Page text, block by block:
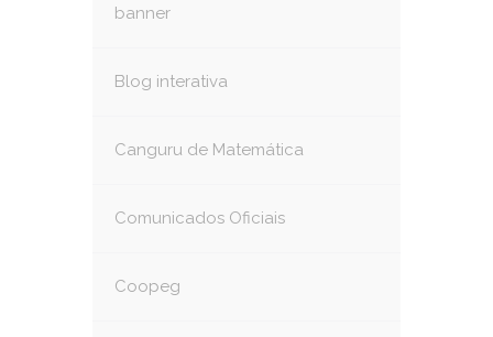
banner
Blog interativa
Canguru de Matemática
Comunicados Oficiais
Coopeg